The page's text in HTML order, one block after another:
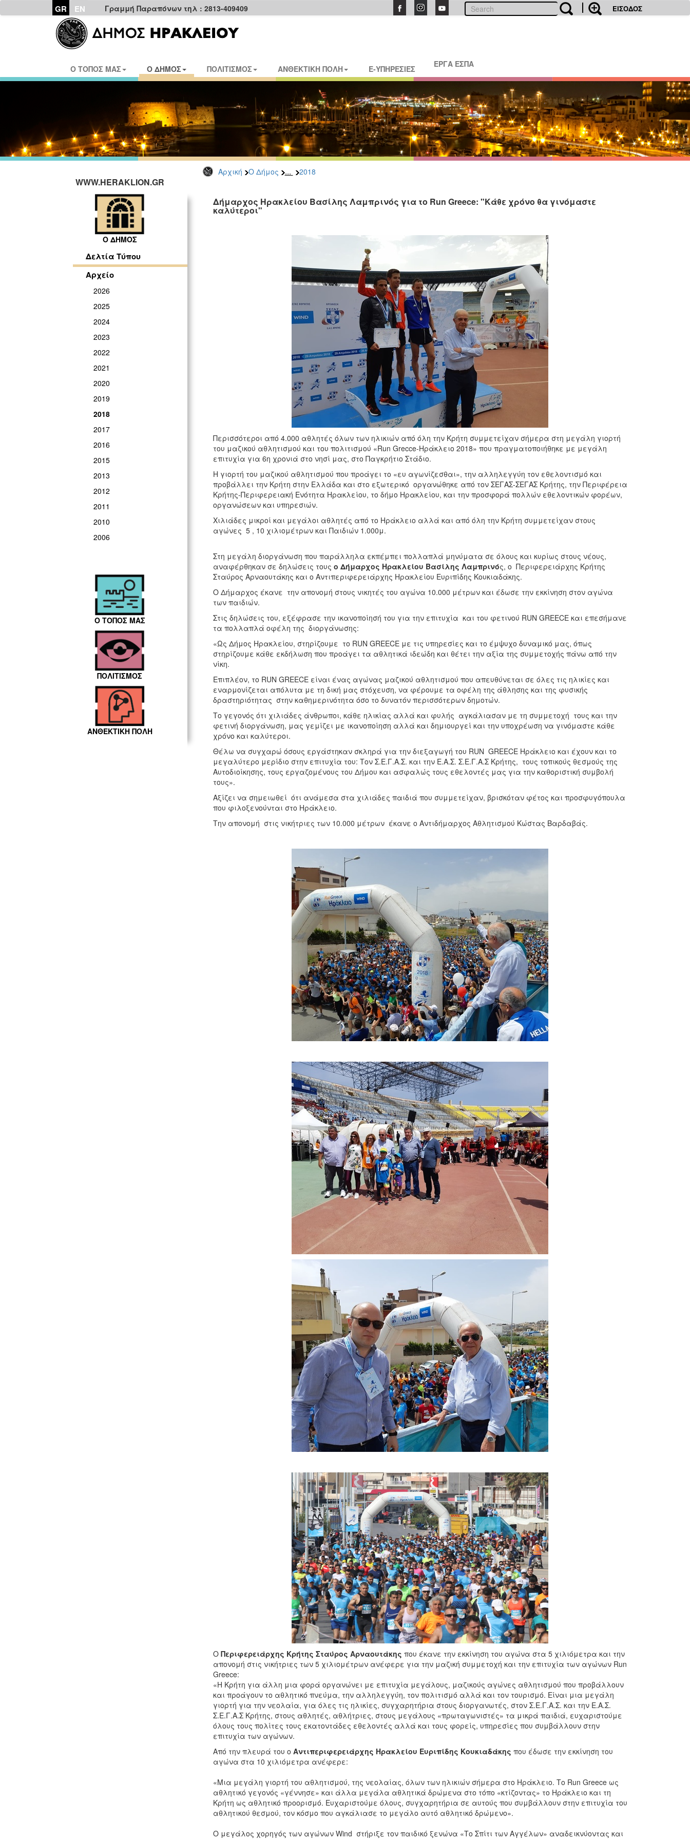
GR EN Γραμμή Παραπόνων τηλ : 2813-409409 ΕΙΣΟΔΟΣ
Ο ΤΟΠΟΣ ΜΑΣ Ο ΔΗΜΟΣ ΠΟΛΙΤΙΣΜΟΣ ΑΝΘΕΚΤΙΚΗ ΠΟΛΗ E-ΥΠΗΡΕΣΙΕΣ ΕΡΓΑ ΕΣΠΑ
Αρχική Ο Δήμος ... 2018
WWW.HERAKLION.GR
Ο ΔΗΜΟΣ
Δελτία Τύπου
Αρχείο
2026
2025
2024
2023
2022
2021
2020
2019
2018
2017
2016
2015
2013
2012
2011
2010
2006
Ο ΤΟΠΟΣ ΜΑΣ
ΠΟΛΙΤΙΣΜΟΣ
ΑΝΘΕΚΤΙΚΗ ΠΟΛΗ
Δήμαρχος Ηρακλείου Βασίλης Λαμπρινός για το Run Greece: "Κάθε χρόνο θα γινόμαστε
καλύτεροι"
Περισσότεροι από 4.000 αθλητές όλων των ηλικιών από όλη την Κρήτη συμμετείχαν σήμερα στη μεγάλη γιορτή
του μαζικού αθλητισμού και του πολιτισμού «Run Grecce-Ηράκλειο 2018» που πραγματοποιήθηκε με μεγάλη
επιτυχία για 6η χρονιά στο νησί μας, στο Παγκρήτιο Στάδιο.
Η γιορτή του μαζικού αθλητισμού που προάγει το «ευ αγωνίζεσθαι», την αλληλεγγύη τον εθελοντισμό και
προβάλλει την Κρήτη στην Ελλάδα και στο εξωτερικό οργανώθηκε από τον ΣΕΓΑΣ-ΣΕΓΑΣ Κρήτης, την Περιφέρεια
Κρήτης-Περιφερειακή Ενότητα Ηρακλείου, το δήμο Ηρακλείου, και την προσφορά πολλών εθελοντικών φορέων,
οργανώσεων και υπηρεσιών.
Χιλιάδες μικροί και μεγάλοι αθλητές από το Ηράκλειο αλλά και από όλη την Κρήτη συμμετείχαν στους
αγώνες 5 , 10 χιλιομέτρων και Παιδιών 1.000μ.
Στη μεγάλη διοργάνωση που παράλληλα εκπέμπει πολλαπλά μηνύματα σε όλους και κυρίως στους νέους,
αναφέρθηκαν σε δηλώσεις τους ο Δήμαρχος Ηρακλείου Βασίλης Λαμπρινός, ο Περιφερειάρχης Κρήτης
Σταύρος Αρναουτάκης και ο Αντιπεριφερειάρχης Ηρακλείου Ευριπίδης Κουκιαδάκης.
Ο Δήμαρχος έκανε την απονομή στους νικητές του αγώνα 10.000 μέτρων και έδωσε την εκκίνηση στον αγώνα
των παιδιών.
Στις δηλώσεις του, εξέφρασε την ικανοποίησή του για την επιτυχία και του φετινού RUN GREECE και επεσήμανε
τα πολλαπλά οφέλη της διοργάνωσης:
«Ως Δήμος Ηρακλείου, στηρίζουμε το RUN GREECE με τις υπηρεσίες και το έμψυχο δυναμικό μας, όπως
στηρίζουμε κάθε εκδήλωση που προάγει τα αθλητικά ιδεώδη και θέτει την αξία της συμμετοχής πάνω από την
νίκη.
Επιπλέον, το RUN GREECE είναι ένας αγώνας μαζικού αθλητισμού που απευθύνεται σε όλες τις ηλικίες και
εναρμονίζεται απόλυτα με τη δική μας στόχευση, να φέρουμε τα οφέλη της άθλησης και της φυσικής
δραστηριότητας στην καθημερινότητα όσο το δυνατόν περισσότερων δημοτών.
Το γεγονός ότι χιλιάδες άνθρωποι, κάθε ηλικίας αλλά και φυλής αγκάλιασαν με τη συμμετοχή τους και την
φετινή διοργάνωση, μας γεμίζει με ικανοποίηση αλλά και δημιουργεί και την υποχρέωση να γινόμαστε κάθε
χρόνο και καλύτεροι.
Θέλω να συγχαρώ όσους εργάστηκαν σκληρά για την διεξαγωγή του RUN GREECE Ηράκλειο και έχουν και το
μεγαλύτερο μερίδιο στην επιτυχία του: Τον Σ.Ε.Γ.Α.Σ. και την Ε.Α.Σ. Σ.Ε.Γ.Α.Σ Κρήτης, τους τοπικούς θεσμούς της
Αυτοδιοίκησης, τους εργαζομένους του Δήμου και ασφαλώς τους εθελοντές μας για την καθοριστική συμβολή
τους».
Αξίζει να σημειωθεί ότι ανάμεσα στα χιλιάδες παιδιά που συμμετείχαν, βρισκόταν φέτος και προσφυγόπουλα
που φιλοξενούνται στο Ηράκλειο.
Την απονομή στις νικήτριες των 10.000 μέτρων έκανε ο Αντιδήμαρχος Αθλητισμού Κώστας Βαρδαβάς.
Ο Περιφερειάρχης Κρήτης Σταύρος Αρναουτάκης που έκανε την εκκίνηση του αγώνα στα 5 χιλιόμετρα και την
απονομή στις νικήτριες των 5 χιλιομέτρων ανέφερε για την μαζική συμμετοχή και την επιτυχία των αγώνων Run
Greece:
«Η Κρήτη για άλλη μια φορά οργανώνει με επιτυχία μεγάλους, μαζικούς αγώνες αθλητισμού που προβάλλουν
και προάγουν το αθλητικό πνεύμα, την αλληλεγγύη, τον πολιτισμό αλλά και τον τουρισμό. Είναι μια μεγάλη
γιορτή για την νεολαία, για όλες τις ηλικίες, συγχαρητήρια στους διοργανωτές, στον Σ.Ε.Γ.Α.Σ. και την Ε.Α.Σ.
Σ.Ε.Γ.Α.Σ Κρήτης, στους αθλητές, αθλήτριες, στους μεγάλους «πρωταγωνιστές» τα μικρά παιδιά, ευχαριστούμε
όλους τους πολίτες τους εκατοντάδες εθελοντές αλλά και τους φορείς, υπηρεσίες που συμβάλλουν στην
επιτυχία των αγώνων.
Από την πλευρά του ο Αντιπεριφερειάρχης Ηρακλείου Ευριπίδης Κουκιαδάκης που έδωσε την εκκίνηση του
αγώνα στα 10 χιλιόμετρα ανέφερε:
«Μια μεγάλη γιορτή του αθλητισμού, της νεολαίας, όλων των ηλικιών σήμερα στο Ηράκλειο. Το Run Greece ως
αθλητικό γεγονός «γέννησε» και άλλα μεγάλα αθλητικά δρώμενα στο τόπο «κτίζοντας» το Ηράκλειο και τη
Κρήτη ως αθλητικό προορισμό. Ευχαριστούμε όλους, συγχαρητήρια σε αυτούς που συμβάλλουν στην επιτυχία του
αθλητικού θεσμού, τον κόσμο που αγκάλιασε το μεγάλο αυτό αθλητικό δρώμενο».
Ο μεγάλος χορηγός των αγώνων Wind στήριξε τον παιδικό ξενώνα «Το Σπίτι των Αγγέλων» αναδεικνύοντας και